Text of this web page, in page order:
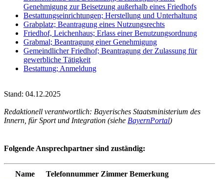
Genehmigung zur Beisetzung außerhalb eines Friedhofs
Bestattungseinrichtungen; Herstellung und Unterhaltung
Grabplatz; Beantragung eines Nutzungsrechts
Friedhof, Leichenhaus; Erlass einer Benutzungsordnung
Grabmal; Beantragung einer Genehmigung
Gemeindlicher Friedhof; Beantragung der Zulassung für
gewerbliche Tätigkeit
Bestattung; Anmeldung
Stand: 04.12.2025
Redaktionell verantwortlich: Bayerisches Staatsministerium des
Innern, für Sport und Integration (siehe BayernPortal)
Folgende Ansprechpartner sind zuständig:
Name Telefonnummer Zimmer Bemerkung